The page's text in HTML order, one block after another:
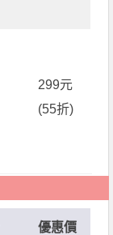
299元
(55折)
優惠價